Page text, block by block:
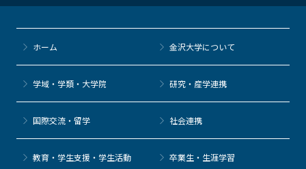
ホーム 金沢大学について
学域・学類・大学院 研究・産学連携
国際交流・留学 社会連携
教育・学生支援・学生活動 卒業生・生涯学習